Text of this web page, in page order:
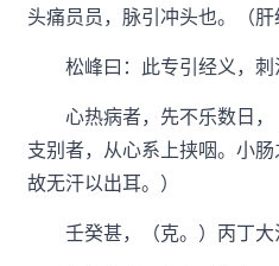
头痛员员，脉引冲头也。（
松峰曰：此专引经义，刺
心热病者，先不乐数日，
支别者，从心系上挟咽。小
故无汗以出耳。）
壬癸甚，（克。）丙丁大